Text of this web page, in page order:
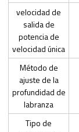
velocidad de
salida de
potencia de
velocidad única
Método de
ajuste de la
profundidad de
labranza
Tipo de